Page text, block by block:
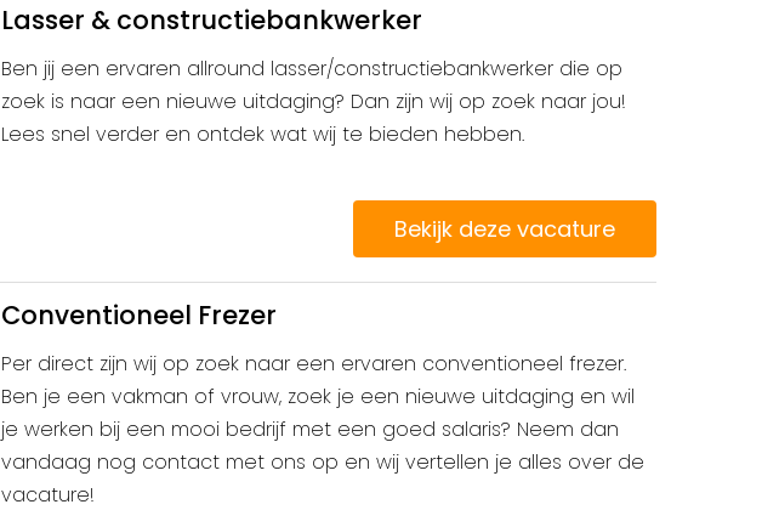
Lasser & constructiebankwerker
Ben jij een ervaren allround lasser/constructiebankwerker die op
zoek is naar een nieuwe uitdaging? Dan zijn wij op zoek naar jou!
Lees snel verder en ontdek wat wij te bieden hebben.
Bekijk deze vacature
Conventioneel Frezer
Per direct zijn wij op zoek naar een ervaren conventioneel frezer.
Ben je een vakman of vrouw, zoek je een nieuwe uitdaging en wil
je werken bij een mooi bedrijf met een goed salaris? Neem dan
vandaag nog contact met ons op en wij vertellen je alles over de
vacature!